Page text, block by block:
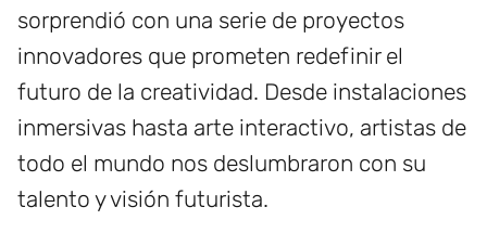
sorprendió con una serie de proyectos
innovadores que prometen redefinir el
futuro de la creatividad. Desde instalaciones
inmersivas hasta arte interactivo, artistas de
todo el mundo nos deslumbraron con su
talento y visión futurista.